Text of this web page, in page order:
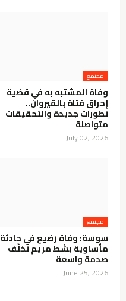
مجتمع
وفاة المشتبه به في قضية
إحراق فتاة بالقيروان..
تطورات جديدة والتحقيقات
متواصلة
July 02, 2026
مجتمع
سوسة: وفاة رضيع في حادثة
مأساوية بشط مريم تُخلّف
صدمة واسعة
June 25, 2026